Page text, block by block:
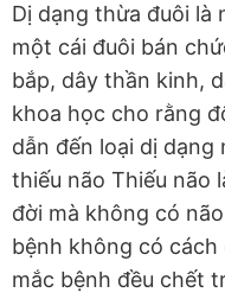
Dị dạng thừa đuôi là
một cái đuôi bán
bắp, dây thần kinh,
khoa học cho rằng
dẫn đến loại dị dạng
thiếu não Thiếu não
đời mà không có
bệnh không có
mắc bệnh đều chết